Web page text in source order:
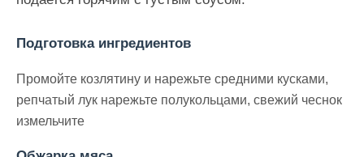
Подготовка ингредиентов
Промойте козлятину и нарежьте средними кусками,
репчатый лук нарежьте полукольцами, свежий чеснок
измельчите